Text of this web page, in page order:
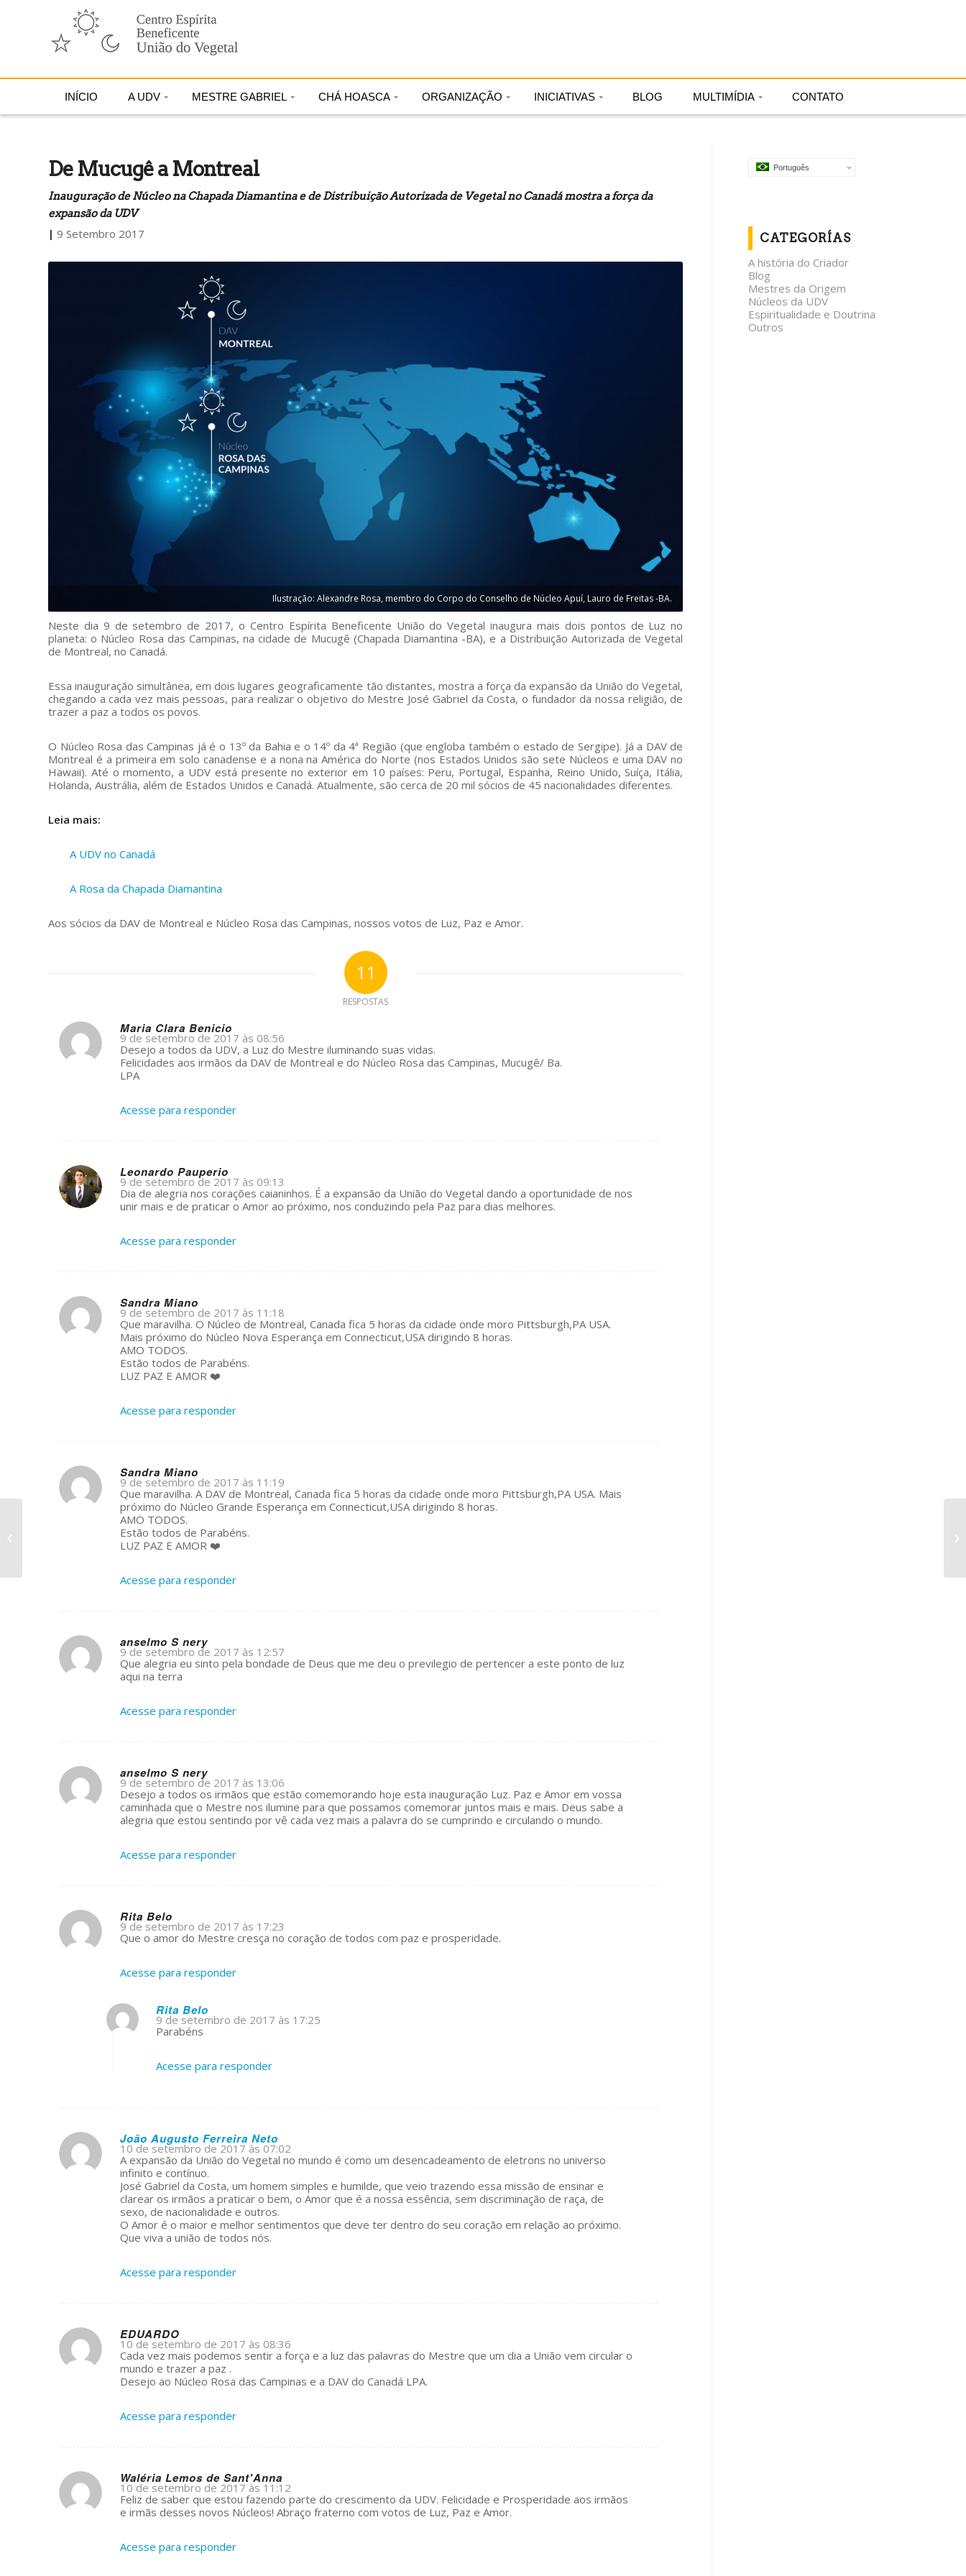
INÍCIO A UDV MESTRE GABRIEL CHÁ HOASCA ORGANIZAÇÃO INICIATIVAS BLOG MULTIMÍDIA CONTATO
De Mucugê a Montreal
Inauguração de Núcleo na Chapada Diamantina e de Distribuição Autorizada de Vegetal no Canadá mostra a força da
expansão da UDV
| 9 Setembro 2017
Ilustração: Alexandre Rosa, membro do Corpo do Conselho de Núcleo Apuí, Lauro de Freitas -BA.
Neste dia 9 de setembro de 2017, o Centro Espírita Beneficente União do Vegetal inaugura mais dois pontos de Luz no
planeta: o Núcleo Rosa das Campinas, na cidade de Mucugê (Chapada Diamantina -BA), e a Distribuição Autorizada de Vegetal
de Montreal, no Canadá.
Essa inauguração simultânea, em dois lugares geograficamente tão distantes, mostra a força da expansão da União do Vegetal,
chegando a cada vez mais pessoas, para realizar o objetivo do Mestre José Gabriel da Costa, o fundador da nossa religião, de
trazer a paz a todos os povos.
O Núcleo Rosa das Campinas já é o 13º da Bahia e o 14º da 4ª Região (que engloba também o estado de Sergipe). Já a DAV de
Montreal é a primeira em solo canadense e a nona na América do Norte (nos Estados Unidos são sete Núcleos e uma DAV no
Hawaii). Até o momento, a UDV está presente no exterior em 10 países: Peru, Portugal, Espanha, Reino Unido, Suíça, Itália,
Holanda, Austrália, além de Estados Unidos e Canadá. Atualmente, são cerca de 20 mil sócios de 45 nacionalidades diferentes.
Leia mais:
A UDV no Canadá
A Rosa da Chapada Diamantina
Aos sócios da DAV de Montreal e Núcleo Rosa das Campinas, nossos votos de Luz, Paz e Amor.
11
RESPOSTAS
Maria Clara Benicio
s
ays:
9 de setembro de 2017 às 08:56
Desejo a todos da UDV, a Luz do Mestre iluminando suas vidas.
Felicidades aos irmãos da DAV de Montreal e do Núcleo Rosa das Campinas, Mucugê/ Ba.
LPA
Acesse para responder
Leonardo Pauperio
s
ays:
9 de setembro de 2017 às 09:13
Dia de alegria nos corações caianinhos. É a expansão da União do Vegetal dando a oportunidade de nos
unir mais e de praticar o Amor ao próximo, nos conduzindo pela Paz para dias melhores.
Acesse para responder
Sandra Miano
s
ays:
9 de setembro de 2017 às 11:18
Que maravilha. O Núcleo de Montreal, Canada fica 5 horas da cidade onde moro Pittsburgh,PA USA.
Mais próximo do Núcleo Nova Esperança em Connecticut,USA dirigindo 8 horas.
AMO TODOS.
Estão todos de Parabéns.
LUZ PAZ E AMOR ❤️
Acesse para responder
Sandra Miano
s
ays:
9 de setembro de 2017 às 11:19
Que maravilha. A DAV de Montreal, Canada fica 5 horas da cidade onde moro Pittsburgh,PA USA. Mais
próximo do Núcleo Grande Esperança em Connecticut,USA dirigindo 8 horas.
AMO TODOS.
Estão todos de Parabéns.
LUZ PAZ E AMOR ❤️
Acesse para responder
anselmo S nery
s
ays:
9 de setembro de 2017 às 12:57
Que alegria eu sinto pela bondade de Deus que me deu o previlegio de pertencer a este ponto de luz
aqui na terra
Acesse para responder
anselmo S nery
s
ays:
9 de setembro de 2017 às 13:06
Desejo a todos os irmãos que estão comemorando hoje esta inauguração Luz. Paz e Amor em vossa
caminhada que o Mestre nos ilumine para que possamos comemorar juntos mais e mais. Deus sabe a
alegria que estou sentindo por vê cada vez mais a palavra do se cumprindo e circulando o mundo.
Acesse para responder
Rita Belo
s
ays:
9 de setembro de 2017 às 17:23
Que o amor do Mestre cresça no coração de todos com paz e prosperidade.
Acesse para responder
Rita Belo
s
9 de setembro de 2017 às 17:25
Parabéns
Acesse para responder
João Augusto Ferreira Neto
s
ays:
10 de setembro de 2017 às 07:02
A expansão da União do Vegetal no mundo é como um desencadeamento de eletrons no universo
infinito e contínuo.
José Gabriel da Costa, um homem simples e humilde, que veio trazendo essa missão de ensinar e
clarear os irmãos a praticar o bem, o Amor que é a nossa essência, sem discriminação de raça, de
sexo, de nacionalidade e outros.
O Amor é o maior e melhor sentimentos que deve ter dentro do seu coração em relação ao próximo.
Que viva a união de todos nós.
Acesse para responder
EDUARDO
s
ays:
10 de setembro de 2017 às 08:36
Cada vez mais podemos sentir a força e a luz das palavras do Mestre que um dia a União vem circular o
mundo e trazer a paz .
Desejo ao Núcleo Rosa das Campinas e a DAV do Canadá LPA.
Acesse para responder
Waléria Lemos de Sant'Anna
s
ays:
10 de setembro de 2017 às 11:12
Feliz de saber que estou fazendo parte do crescimento da UDV. Felicidade e Prosperidade aos irmãos
e irmãs desses novos Núcleos! Abraço fraterno com votos de Luz, Paz e Amor.
Acesse para responder
Português
CATEGORÍAS
A história do Criador
Blog
Mestres da Origem
Núcleos da UDV
Espiritualidade e Doutrina
Outros